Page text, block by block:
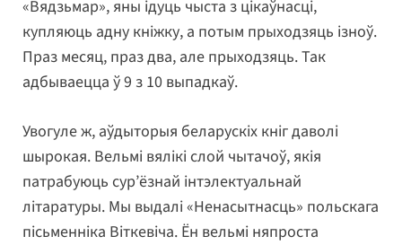
«Вядзьмар», яны ідуць чыста з цікаўнасці,
купляюць адну кніжку, а потым прыходзяць ізноў.
Праз месяц, праз два, але прыходзяць. Так
адбываецца ў 9 з 10 выпадкаў.
Увогуле ж, аўдыторыя беларускіх кніг даволі
шырокая. Вельмі вялікі слой чытачоў, якія
патрабуюць сур’ёзнай інтэлектуальнай
літаратуры. Мы выдалі «Ненасытнасць» польскага
пісьменніка Віткевіча. Ён вельмі няпроста